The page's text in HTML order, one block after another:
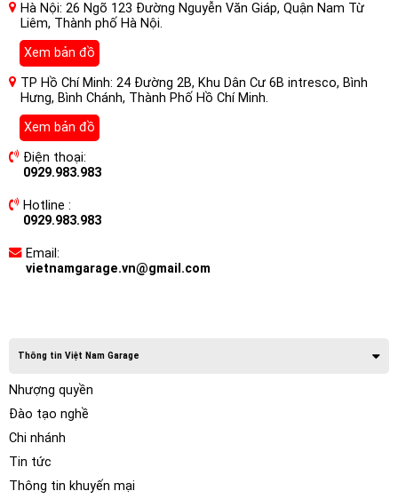
Hà Nội: 26 Ngõ 123 Đường Nguyễn Văn Giáp, Quận Nam Từ
Liêm, Thành phố Hà Nội.
Xem bản đồ
TP Hồ Chí Minh: 24 Đường 2B, Khu Dân Cư 6B intresco, Bình
Hưng, Bình Chánh, Thành Phố Hồ Chí Minh.
Xem bản đồ
Điện thoại:
0929.983.983
Hotline :
0929.983.983
Email:
vietnamgarage.vn@gmail.com
Thông tin Việt Nam Garage
Nhượng quyền
Đào tạo nghề
Chi nhánh
Tin tức
Thông tin khuyến mại